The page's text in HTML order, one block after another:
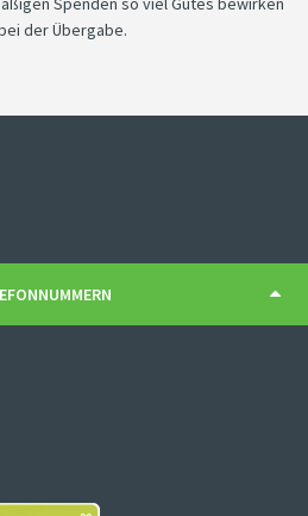
der Übergabe.